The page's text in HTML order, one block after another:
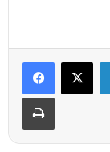
Imprimer